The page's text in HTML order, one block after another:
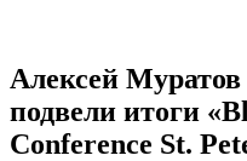
Алексей
подвели итоги
Conference St.